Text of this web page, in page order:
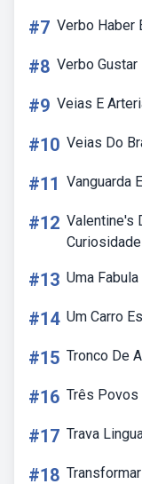
#7 Verbo Haber
#8 Verbo Gustar
#9 Veias E
#10 Veias Do
#11 Vanguarda
#12 Valentine's
#13 Uma
#14 Um Carro
#15 Tronco De
#16 Três Povos
#17 Trava
#18